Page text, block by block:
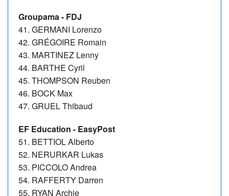
Groupama - FDJ
41. GERMANI Lorenzo
42. GRÉGOIRE Romain
43. MARTINEZ Lenny
44. BARTHE Cyril
45. THOMPSON Reuben
46. BOCK Max
47. GRUEL Thibaud
EF Education - EasyPost
51. BETTIOL Alberto
52. NERURKAR Lukas
53. PICCOLO Andrea
54. RAFFERTY Darren
55. RYAN Archie